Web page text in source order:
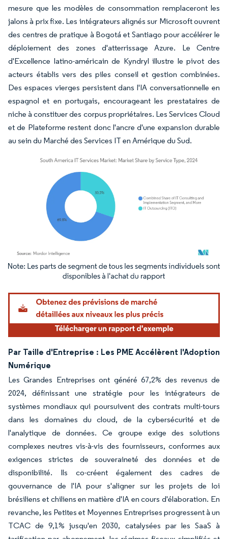
mesure que les modèles de consommation remplaceront les
jalons à prix fixe. Les intégrateurs alignés sur Microsoft ouvrent
des centres de pratique à Bogotá et Santiago pour accélérer le
déploiement des zones d'atterrissage Azure. Le Centre
d'Excellence latino-américain de Kyndryl illustre le pivot des
acteurs établis vers des piles conseil et gestion combinées.
Des espaces vierges persistent dans l'IA conversationnelle en
espagnol et en portugais, encourageant les prestataires de
niche à constituer des corpus propriétaires. Les Services Cloud
et de Plateforme restent donc l'ancre d'une expansion durable
au sein du Marché des Services IT en Amérique du Sud.
Image © Mordor Intelligence. La réutilisation nécessite une attribution sous CC BY
Par Taille d'Entreprise : Les PME Accélèrent l'Adoption
Numérique
Les Grandes Entreprises ont généré 67,2% des revenus de
2024, définissant une stratégie pour les intégrateurs de
systèmes mondiaux qui poursuivent des contrats multi-tours
dans les domaines du cloud, de la cybersécurité et de
l'analytique de données. Ce groupe exige des solutions
complexes neutres vis-à-vis des fournisseurs, conformes aux
exigences strictes de souveraineté des données et de
disponibilité. Ils co-créent également des cadres de
gouvernance de l'IA pour s'aligner sur les projets de loi
brésiliens et chiliens en matière d'IA en cours d'élaboration. En
revanche, les Petites et Moyennes Entreprises progressent à un
TCAC de 9,1% jusqu'en 2030, catalysées par les SaaS à